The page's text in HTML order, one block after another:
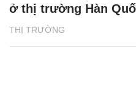
THỊ TRƯỜNG
ở thị trường Hàn